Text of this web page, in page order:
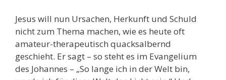
Jesus will nun Ursachen, Herkunft und Schuld
nicht zum Thema machen, wie es heute oft
amateur-therapeutisch quacksalbernd
geschieht. Er sagt – so steht es im Evangelium
des Johannes – „So lange ich in der Welt bin,